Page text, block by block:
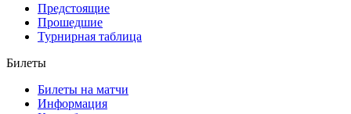
Предстоящие
Прошедшие
Турнирная таблица
Билеты
Билеты на матчи
Информация